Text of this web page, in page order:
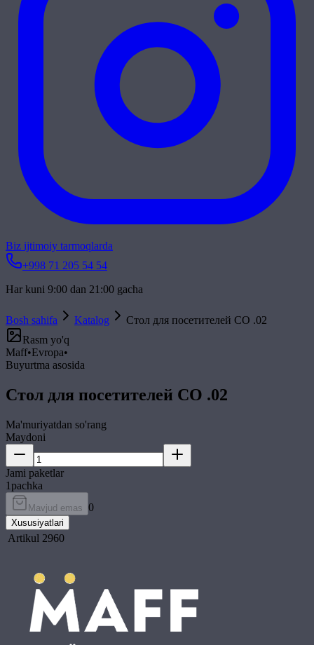
Biz ijtimoiy tarmoqlarda
+998 71 205 54 54
Har kuni 9:00 dan 21:00 gacha
Bosh sahifa Katalog
Стол для посетителей СО .02
Rasm yo'q
Maff•Evropa•
Buyurtma asosida
Стол для посетителей СО .02
Ma'muriyatdan so'rang
Maydoni
Jami paketlar
1pachka
Mavjud emas 0
Xususiyatlari
Artikul 2960